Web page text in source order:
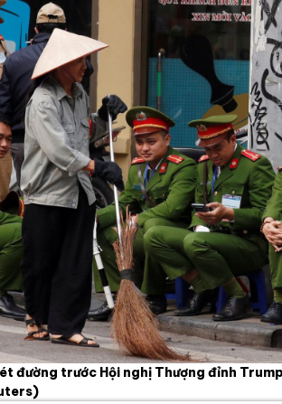
đường trước Hội nghị Thượng đỉnh